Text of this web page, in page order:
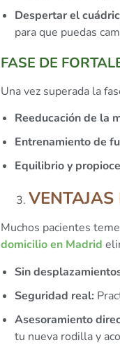
Despertar el
para que puedas
FASE DE
Una vez superada la
Reeducación de la
Entrenamiento de
Equilibrio y
Muchos pacientes
domicilio en Madrid
Sin
Seguridad real:
Asesoramiento
tu nueva rodilla y